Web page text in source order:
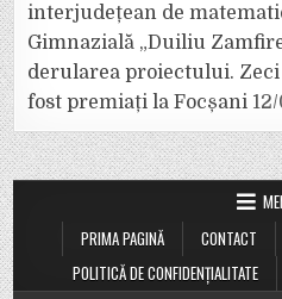
interjudețean de
Gimnazială „Duiliu
derularea proiectului.
fost premiați la Focșani
PRIMA PAGINĂ
CONTACT
POLITICĂ DE CONFIDENȚIALITATE